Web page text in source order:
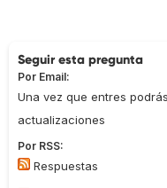
Seguir esta pregunta
Por Email:
Una vez que entres
actualizaciones
Por RSS:
Respuestas